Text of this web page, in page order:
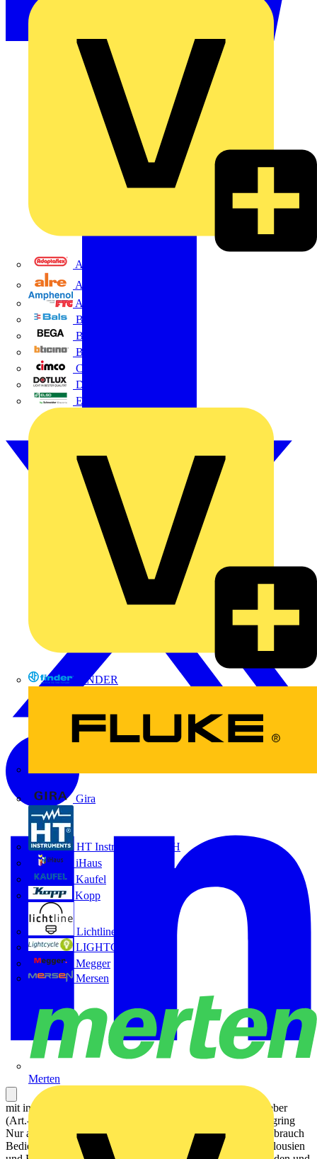
Adaptaflex
Alre
Amphenol FTG
BALS
Bega
Bticino
Cimco
DOTLUX GmbH
Elso
FINDER
Gira
HT Instruments GmbH
iHaus
Kaufel
Kopp
Lichtline
LIGHTCYCLE
Megger
Mersen
Merten
mit integriertem 1fach-Rahmen LS ZERO inklusive Saugheber
(Art.-Nr.: W-HEBER) zur Demontage des Gerätes vom Tragring
Nur als Einzelgerät zu montieren! Bestimmungsgemäßer Gebrauch
Bedienen von Verbrauchern (Licht schalten und dimmen, Jalousien